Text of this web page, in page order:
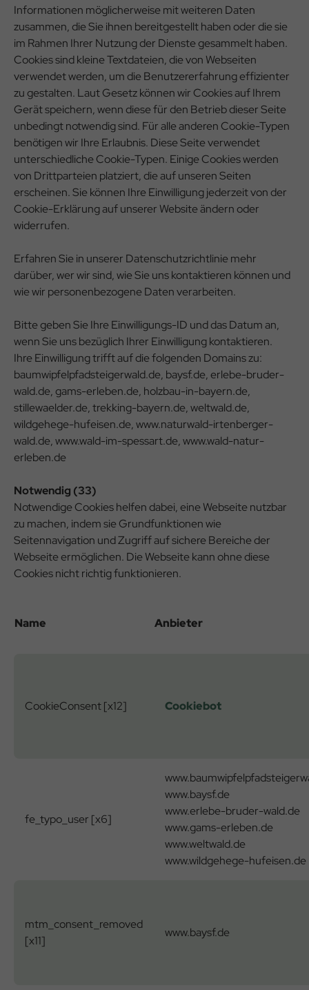
Informationen möglicherweise mit weiteren Daten
zusammen, die Sie ihnen bereitgestellt haben oder die sie
im Rahmen Ihrer Nutzung der Dienste gesammelt haben.
Cookies sind kleine Textdateien, die von Webseiten
verwendet werden, um die Benutzererfahrung effizienter
zu gestalten. Laut Gesetz können wir Cookies auf Ihrem
Gerät speichern, wenn diese für den Betrieb dieser Seite
unbedingt notwendig sind. Für alle anderen Cookie-Typen
benötigen wir Ihre Erlaubnis. Diese Seite verwendet
unterschiedliche Cookie-Typen. Einige Cookies werden
von Drittparteien platziert, die auf unseren Seiten
erscheinen. Sie können Ihre Einwilligung jederzeit von der
Cookie-Erklärung auf unserer Website ändern oder
widerrufen.
Erfahren Sie in unserer Datenschutzrichtlinie mehr
darüber, wer wir sind, wie Sie uns kontaktieren können und
wie wir personenbezogene Daten verarbeiten.
Bitte geben Sie Ihre Einwilligungs-ID und das Datum an,
wenn Sie uns bezüglich Ihrer Einwilligung kontaktieren.
Ihre Einwilligung trifft auf die folgenden Domains zu:
baumwipfelpfadsteigerwald.de, baysf.de, erlebe-bruder-
wald.de, gams-erleben.de, holzbau-in-bayern.de,
stillewaelder.de, trekking-bayern.de, weltwald.de,
wildgehege-hufeisen.de, www.naturwald-irtenberger-
wald.de, www.wald-im-spessart.de, www.wald-natur-
erleben.de
Notwendig (33)
Notwendige Cookies helfen dabei, eine Webseite nutzbar
zu machen, indem sie Grundfunktionen wie
Seitennavigation und Zugriff auf sichere Bereiche der
Webseite ermöglichen. Die Webseite kann ohne diese
Cookies nicht richtig funktionieren.
Name Anbieter
CookieConsent [x12] Cookiebot
fe_typo_user [x6]
www.baysf.de
www.erlebe-bruder-wald.de
www.gams-erleben.de
www.weltwald.de
www.wildgehege-hufeisen.de
mtm_consent_removed
[x11]
www.baysf.de